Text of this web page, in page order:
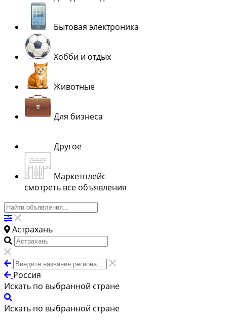
Бытовая электроника
Хобби и отдых
Животные
Для бизнеса
Другое
Маркетплейс
смотреть все объявления
Астрахань
Россия
Искать по выбранной стране
Искать по выбранной стране